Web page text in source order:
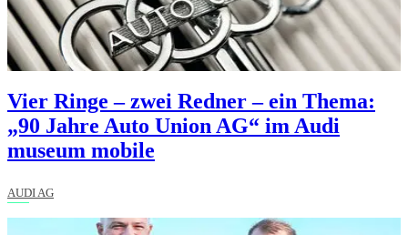
Vier Ringe – zwei Redner – ein Thema:
„90 Jahre Auto Union AG“ im Audi
museum mobile
AUDI AG